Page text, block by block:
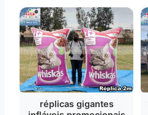
réplicas gigantes